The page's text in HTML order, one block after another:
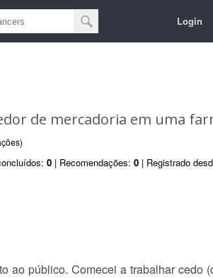
Login
de mercadoria em uma
0 | Recomendações: 0 | Registrado
ao público. Comecei a trabalhar cedo